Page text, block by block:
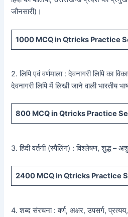
जौनसारी)।
1000 MCQ in Qtricks Practice
2. लिपि एवं वर्णमाला : देवनागरी लिपि का
देवनागरी लिपि में लिखी जाने वाली भारतीय
800 MCQ in Qtricks Practice
3. हिंदी वर्तनी (स्पैलिंग) : विश्लेषण, शुद्ध –
2400 MCQ in Qtricks Practice
4. शब्द संरचना : वर्ण, अक्षर, उपसर्ग,